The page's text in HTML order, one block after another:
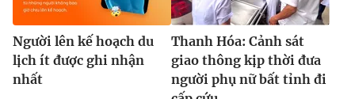
Người lên kế hoạch du
lịch ít được ghi nhận
nhất
Thanh Hóa: Cảnh sát
giao thông kịp thời đưa
người phụ nữ bất tỉnh đi